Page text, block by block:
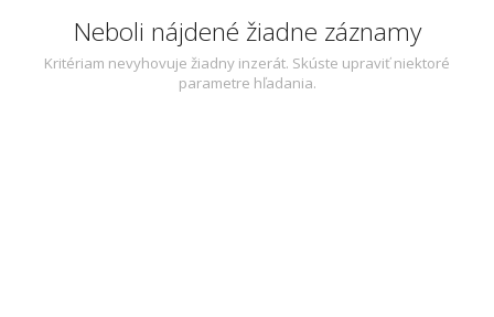
Neboli nájdené žiadne záznamy
Kritériam nevyhovuje žiadny inzerát. Skúste upraviť niektoré
parametre hľadania.